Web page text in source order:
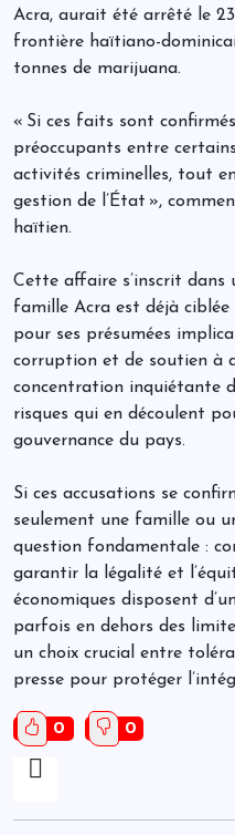
Acra, aurait été arrêté le
frontière haïtiano-
tonnes de marijuana.
« Si ces faits sont
préoccupants entre
activités criminelles, tout
gestion de l’État »,
haïtien.
Cette affaire s’inscrit dans
famille Acra est déjà ciblée
pour ses présumées
corruption et de soutien à
concentration inquiétante
risques qui en découlent
gouvernance du pays.
Si ces accusations se
seulement une famille ou
question fondamentale :
garantir la légalité et
économiques disposent
parfois en dehors des
un choix crucial entre
presse pour protéger
0 0